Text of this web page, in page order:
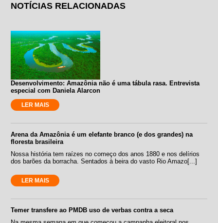
NOTÍCIAS RELACIONADAS
Desenvolvimento: Amazônia não é uma tábula rasa. Entrevista
especial com Daniela Alarcon
LER MAIS
Arena da Amazônia é um elefante branco (e dos grandes) na
floresta brasileira
Nossa história tem raízes no começo dos anos 1880 e nos delírios
dos barões da borracha. Sentados à beira do vasto Rio Amazo[...]
LER MAIS
Temer transfere ao PMDB uso de verbas contra a seca